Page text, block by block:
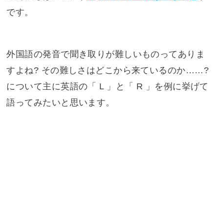
です。
外国語の発音で聞き取りが難しいものってありま
すよね? その難しさはどこから来ているのか……?
について主に英語の「 L 」と「 R 」を例に挙げて
語ってみたいと思います。